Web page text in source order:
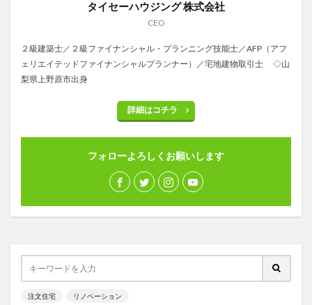
タイセーハウジング 株式会社
CEO
２級建築士／２級ファイナンシャル・プランニング技能士／AFP（アフ
ェリエイテッドファイナンシャルプランナー）／宅地建物取引士 ◇山
梨県上野原市出身
詳細はコチラ
フォローよろしくお願いします
注文住宅 リノベーション